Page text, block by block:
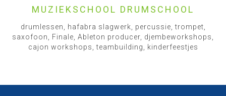
MUZIEKSCHOOL DRUMSCHOOL
drumlessen, hafabra slagwerk, percussie, trompet,
saxofoon, Finale, Ableton producer, djembeworkshops,
cajon workshops, teambuilding, kinderfeestjes